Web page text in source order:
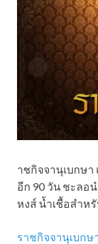
าชกิจจานุเบกษา
อีก 90 วัน ชะลอ
หงส์ น้ำเชื้อสำห
ราชกิจจานุเบกษ